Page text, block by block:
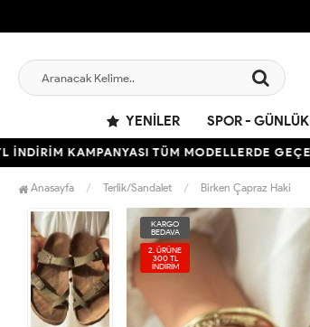
YENILER SPOR - GÜNLÜK
KAMPANYASI TÜM MODELLERDE GEÇERLİ
Anasayfa Terlik/Sandalet Birken Çapraz Haki
KARGO
BEDAVA
2. ÜRÜNE
300 TL
İNDİRİM